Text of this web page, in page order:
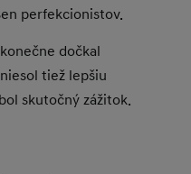
perfekcionistov.
dočkal
tiež lepšiu
skutočný zážitok.